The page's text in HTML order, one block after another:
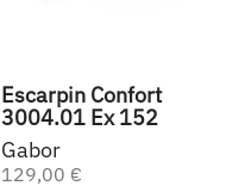
Escarpin Confort
3004.01 Ex 152
Gabor
129,00 €